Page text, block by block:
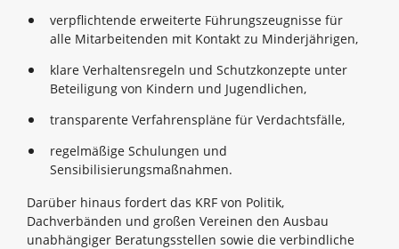
verpflichtende erweiterte Führungszeugnisse für
alle Mitarbeitenden mit Kontakt zu Minderjährigen,
klare Verhaltensregeln und Schutzkonzepte unter
Beteiligung von Kindern und Jugendlichen,
transparente Verfahrenspläne für Verdachtsfälle,
regelmäßige Schulungen und
Sensibilisierungsmaßnahmen.
Darüber hinaus fordert das KRF von Politik,
Dachverbänden und großen Vereinen den Ausbau
unabhängiger Beratungsstellen sowie die verbindliche